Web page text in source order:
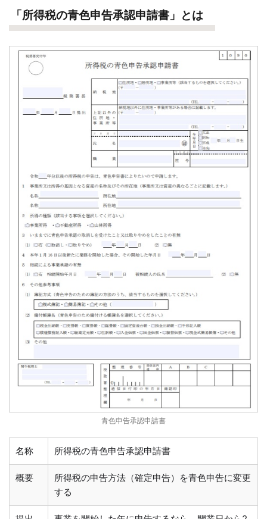
「所得税の青色申告承認申請書」とは
青色申告承認申請書
名称 所得税の青色申告承認申請書
概要
所得税の申告方法（確定申告）を青色申告に変更
する